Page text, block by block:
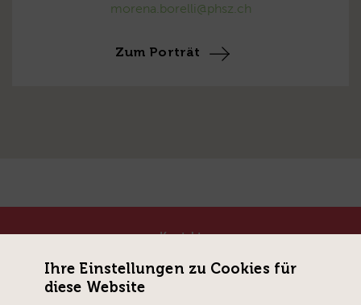
morena.borelli@phsz.ch
Zum Porträt
Kontakt
Zaystrasse 42
CH-6410 Goldau
Ihre Einstellungen zu Cookies für
diese Website